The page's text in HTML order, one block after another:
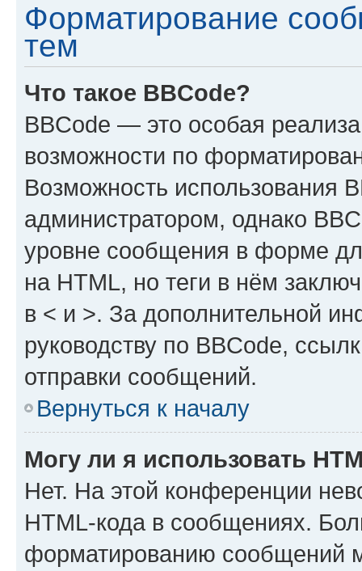
Форматирование
тем
Что такое BBCode?
BBCode — это особая
возможности по
Возможность использования
администратором, однако
уровне сообщения в форме
на HTML, но теги в нём
в < и >. За дополнительной
руководству по BBCode,
отправки сообщений.
Вернуться к началу
Могу ли я использовать
Нет. На этой конференции
HTML-кода в сообщениях.
форматированию сообщений